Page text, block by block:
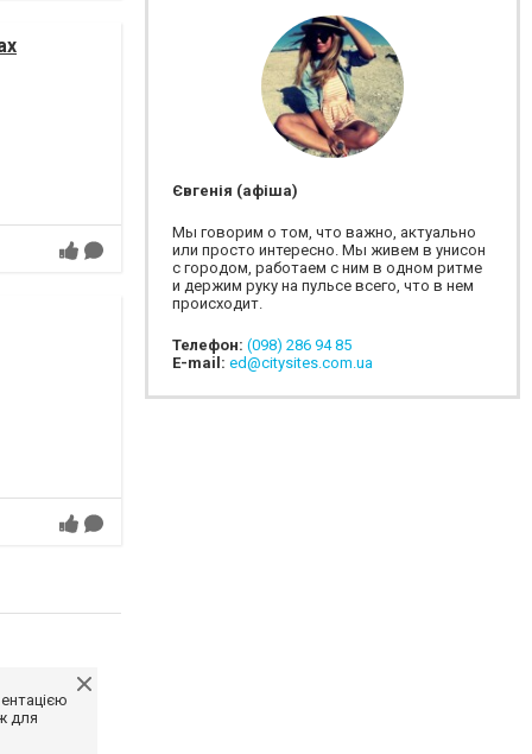
для
Євгенія (афіша)
Мы говорим о том, что важно, актуально
или просто интересно. Мы живем в унисон
с городом, работаем с ним в одном ритме
и держим руку на пульсе всего, что в нем
происходит.
Телефон: (098) 286 94 85
E-mail: ed@citysites.com.ua